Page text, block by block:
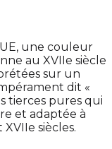
une couleur
au XVIIe siècle
sur un
dit «
tierces pures qui
et adaptée à
siècles.